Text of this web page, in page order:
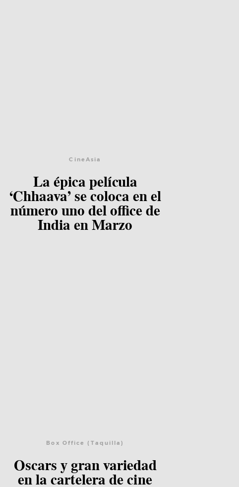
CineAsia
La épica película
‘Chhaava’ se coloca en el
número uno del office de
India en Marzo
Lee el post
Box Office (Taquilla)
Oscars y gran variedad
en la cartelera de cine